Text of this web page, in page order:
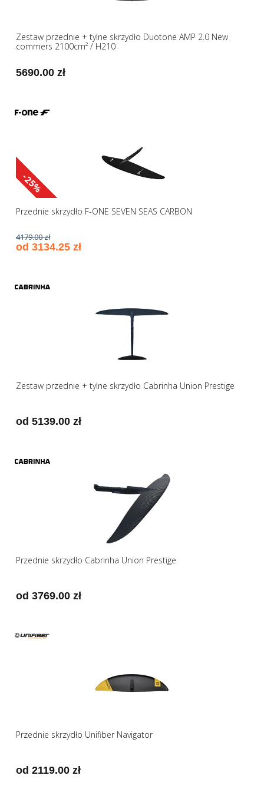
Zestaw przednie + tylne skrzydło Duotone AMP 2.0 New
commers 2100cm² / H210
5690.00 zł
-25%
Przednie skrzydło F-ONE SEVEN SEAS CARBON
4179.00 zł
od 3134.25 zł
Zestaw przednie + tylne skrzydło Cabrinha Union Prestige
od 5139.00 zł
Przednie skrzydło Cabrinha Union Prestige
od 3769.00 zł
Przednie skrzydło Unifiber Navigator
od 2119.00 zł